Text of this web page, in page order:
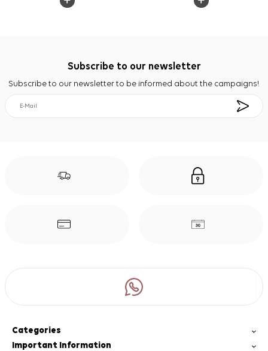
Subscribe to our newsletter
Subscribe to our newsletter to be informed about the campaigns!
Categories
Important Information